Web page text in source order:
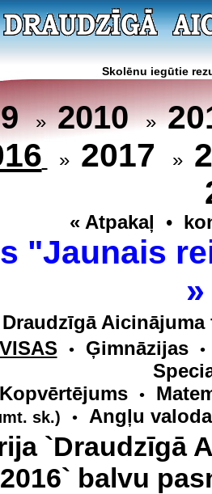
Skolēnu iegūtie
»2010 »
» 2017 »
« Atpakaļ •
"Jaunais
Draudzīgā
VISAS • Ģimnāzijas •
Kopvērtējums •
sk.) • Angļu valoda
`Draudzīgā
2016` balvu